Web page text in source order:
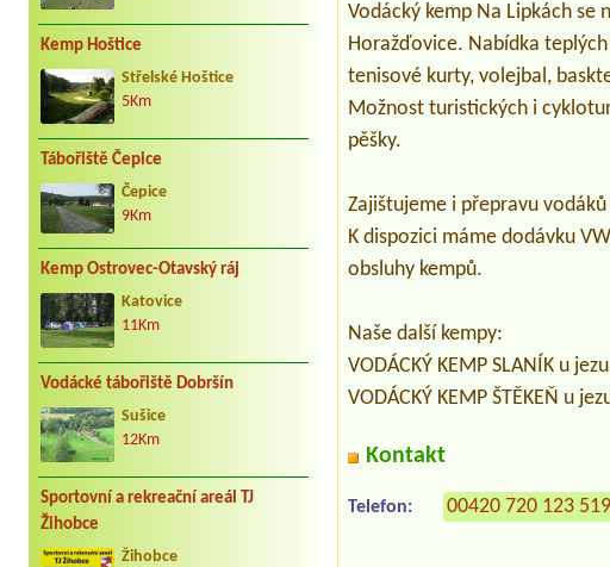
Kemp Hoštice
Střelské Hoštice
5Km
Tábořiště Čepice
Čepice
9Km
Kemp Ostrovec-Otavský ráj
Katovice
11Km
Vodácké tábořiště Dobršín
Sušice
12Km
Sportovní a rekreační areál TJ
Žihobce
Žihobce
Vodácký kemp Na Lipkách se
Horažďovice. Nabídka
tenisové kurty, volejbal,
Možnost turistických i
pěšky.
Zajištujeme i přepravu
K dispozici máme dodávku
obsluhy kempů.
Naše další kempy:
VODÁCKÝ KEMP SLANÍK u
VODÁCKÝ KEMP ŠTĚKEŇ u
Kontakt
Telefon: 00420 720 123 519